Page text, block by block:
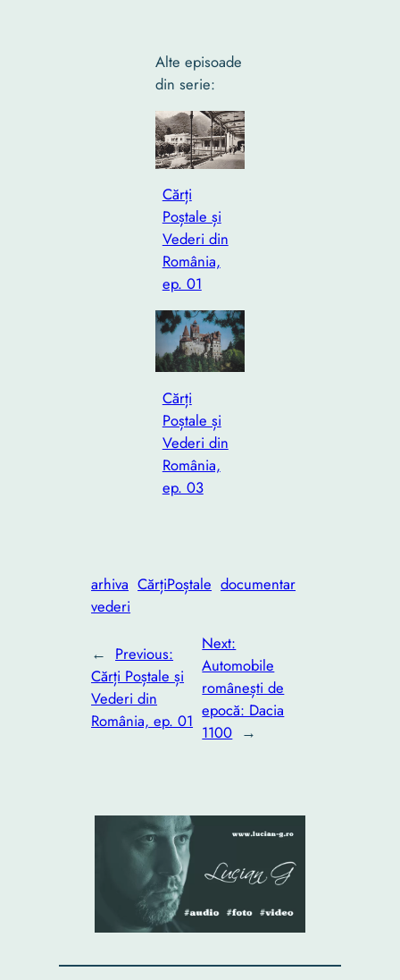
Alte episoade
din serie:
Cărți
Poștale și
Vederi din
România,
ep. 01
Cărți
Poștale și
Vederi din
România,
ep. 03
arhiva CărțiPoștale documentar
vederi
← Previous:
Cărți Poștale și
Vederi din
România, ep. 01
Next:
Automobile
românești de
epocă: Dacia
1100 →